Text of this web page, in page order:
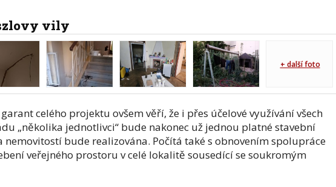
vily
+ další foto
celého projektu ovšem věří, že i přes účelové využívání všech
„několika jednotlivci“ bude nakonec už jednou platné stavební
nemovitostí bude realizována. Počítá také s obnovením spolupráce
veřejného prostoru v celé lokalitě sousedící se soukromým